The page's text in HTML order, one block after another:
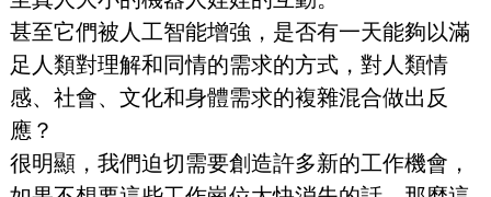
甚至它們被人工智能增強，是否有一天能夠以滿
足人類對理解和同情的需求的方式，對人類情
感、社會、文化和身體需求的複雜混合做出反
應？
很明顯，我們迫切需要創造許多新的工作機會，